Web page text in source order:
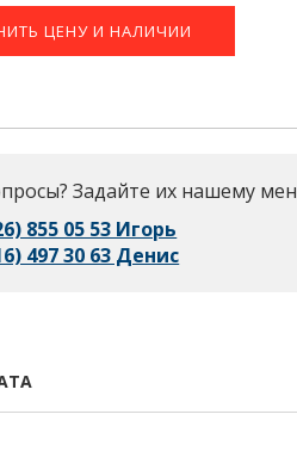
ЦЕНУ И НАЛИЧИИ
Задайте их нашему
855 05 53 Игорь
497 30 63 Денис